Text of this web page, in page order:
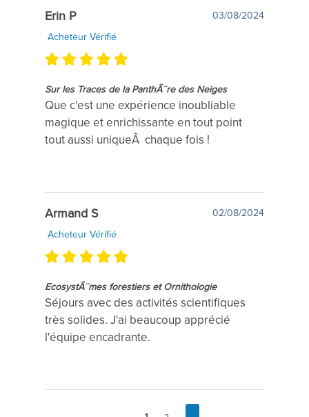
Erin P
03/08/2024
Acheteur Vérifié
Sur les Traces de la PanthÃ¨re des Neiges
Que c'est une expérience inoubliable
magique et enrichissante en tout point
tout aussi uniqueÃ chaque fois !
Armand S
02/08/2024
Acheteur Vérifié
EcosystÃ¨mes forestiers et Ornithologie
Séjours avec des activités scientifiques
très solides. J'ai beaucoup apprécié
l'équipe encadrante.